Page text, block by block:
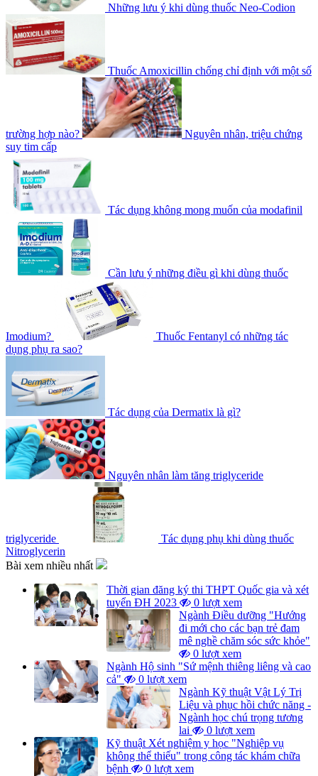
Những lưu ý khi dùng thuốc Neo-Codion
Thuốc Amoxicillin chống chỉ định với một số
trường hợp nào?
Nguyên nhân, triệu chứng
suy tim cấp
Tác dụng không mong muốn của modafinil
Cần lưu ý những điều gì khi dùng thuốc
Imodium?
Thuốc Fentanyl có những tác
dụng phụ ra sao?
Tác dụng của Dermatix là gì?
Nguyên nhân làm tăng triglyceride
triglyceride
Tác dụng phụ khi dùng thuốc
Nitroglycerin
Bài xem nhiều nhất
Thời gian đăng ký thi THPT Quốc gia và xét
tuyển ĐH 2023
0 lượt xem
Ngành Điều dưỡng "Hướng
đi mới cho các bạn trẻ đam
mê nghề chăm sóc sức khỏe"
0 lượt xem
Ngành Hộ sinh "Sứ mệnh thiêng liêng và cao
cả"
0 lượt xem
Ngành Kỹ thuật Vật Lý Trị
Liệu và phục hồi chức năng -
Ngành học chú trọng tương
lai
0 lượt xem
Kỹ thuật Xét nghiệm y học "Nghiệp vụ
không thể thiếu" trong công tác khám chữa
bệnh
0 lượt xem